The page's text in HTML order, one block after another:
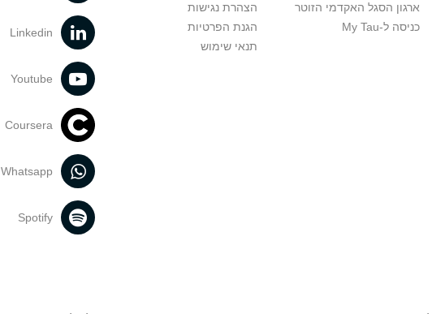
ארגון הסגל האקדמי הזוטר
כניסה ל-My Tau
הצהרת נגישות
הגנת הפרטיות
תנאי שימוש
Linkedin
Youtube
Coursera
Whatsapp
Spotify